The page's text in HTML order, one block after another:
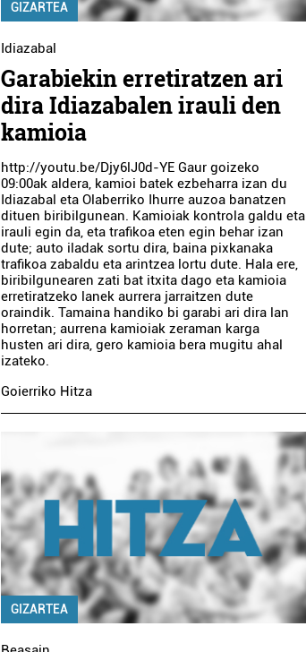
GIZARTEA
Idiazabal
Garabiekin erretiratzen ari
dira Idiazabalen irauli den
kamioia
http://youtu.be/Djy6lJ0d-YE Gaur goizeko
09:00ak aldera, kamioi batek ezbeharra izan du
Idiazabal eta Olaberriko Ihurre auzoa banatzen
dituen biribilgunean. Kamioiak kontrola galdu eta
irauli egin da, eta trafikoa eten egin behar izan
dute; auto iladak sortu dira, baina pixkanaka
trafikoa zabaldu eta arintzea lortu dute. Hala ere,
biribilgunearen zati bat itxita dago eta kamioia
erretiratzeko lanek aurrera jarraitzen dute
oraindik. Tamaina handiko bi garabi ari dira lan
horretan; aurrena kamioiak zeraman karga
husten ari dira, gero kamioia bera mugitu ahal
izateko.
Goierriko Hitza
GIZARTEA